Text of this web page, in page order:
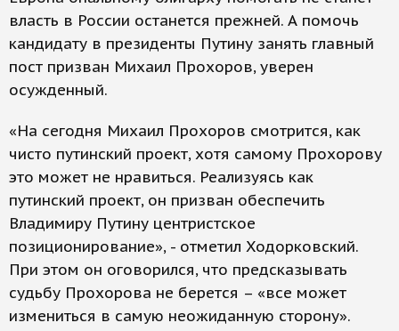
власть в России останется прежней. А помочь
кандидату в президенты Путину занять главный
пост призван Михаил Прохоров, уверен
осужденный.
«На сегодня Михаил Прохоров смотрится, как
чисто путинский проект, хотя самому Прохорову
это может не нравиться. Реализуясь как
путинский проект, он призван обеспечить
Владимиру Путину центристское
позиционирование», - отметил Ходорковский.
При этом он оговорился, что предсказывать
судьбу Прохорова не берется – «все может
измениться в самую неожиданную сторону».